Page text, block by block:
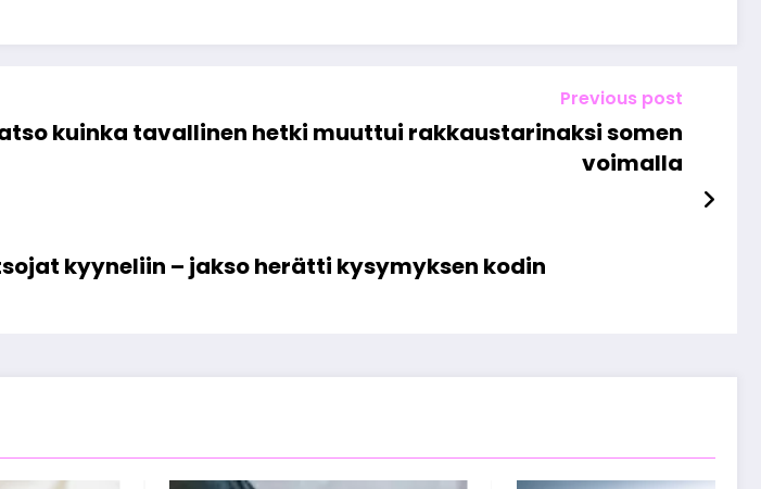
Previous post
kuinka tavallinen hetki muuttui rakkaustarinaksi somen
voimalla
kyyneliin – jakso herätti kysymyksen kodin